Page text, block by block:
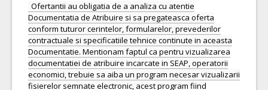
Ofertantii au obligatia de a analiza cu atentie
Documentatia de Atribuire si sa pregateasca oferta
conform tuturor cerintelor, formularelor, prevederilor
contractuale si specificatiile tehnice continute in aceasta
Documentatie. Mentionam faptul ca pentru vizualizarea
documentatiei de atribuire incarcate in SEAP, operatorii
economici, trebuie sa aiba un program necesar vizualizarii
fisierelor semnate electronic, acest program fiind